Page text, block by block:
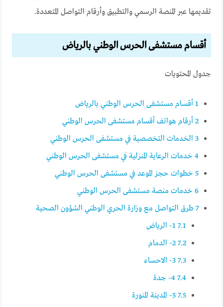
تقديمها عبر المنصة الرسمي والتطبيق وأرقام التواصل المتعددة.
أقسام مستشفى الحرس الوطني بالرياض
جدول المحتويات
1 أقسام مستشفى الحرس الوطني بالرياض
2 أرقام هواتف أقسام مستشفى الحرس الوطني
3 الخدمات التخصصية في مستشفى الحرس الوطني
4 خدمات الرعاية المنزلية في مستشفى الحرس الوطني
5 خطوات حجز الموعد في مستشفى الحرس الوطني
6 خدمات منصة مستشفى الحرس الوطني
7 طرق التواصل مع وزارة الحري الوطني الشؤون الصحية
7.1 1- الرياض
7.2 2- الدمام
7.3 3- الاحساء
7.4 4- جدة
7.5 5- المدينة المنورة